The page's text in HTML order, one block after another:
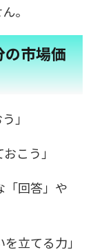
。
の市場価
」
こう」
「回答」や
立てる力」